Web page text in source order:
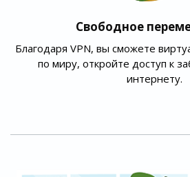
Свободное
Благодаря VPN, вы сможете
по миру, откройте доступ к
интернету.